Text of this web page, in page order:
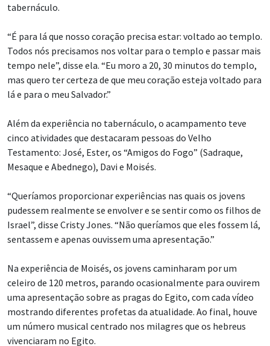
tabernáculo.
“É para lá que nosso coração precisa estar: voltado ao templo.
Todos nós precisamos nos voltar para o templo e passar mais
tempo nele”, disse ela. “Eu moro a 20, 30 minutos do templo,
mas quero ter certeza de que meu coração esteja voltado para
lá e para o meu Salvador.”
Além da experiência no tabernáculo, o acampamento teve
cinco atividades que destacaram pessoas do Velho
Testamento: José, Ester, os “Amigos do Fogo” (Sadraque,
Mesaque e Abednego), Davi e Moisés.
“Queríamos proporcionar experiências nas quais os jovens
pudessem realmente se envolver e se sentir como os filhos de
Israel”, disse Cristy Jones. “Não queríamos que eles fossem lá,
sentassem e apenas ouvissem uma apresentação.”
Na experiência de Moisés, os jovens caminharam por um
celeiro de 120 metros, parando ocasionalmente para ouvirem
uma apresentação sobre as pragas do Egito, com cada vídeo
mostrando diferentes profetas da atualidade. Ao final, houve
um número musical centrado nos milagres que os hebreus
vivenciaram no Egito.